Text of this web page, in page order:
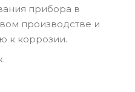
прибора в
производстве и
к коррозии.